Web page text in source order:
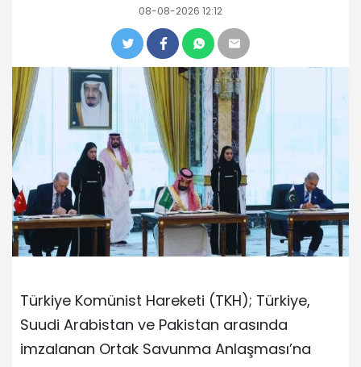
08-08-2026 12:12
Türkiye Komünist Hareketi (TKH); Türkiye,
Suudi Arabistan ve Pakistan arasında
imzalanan Ortak Savunma Anlaşması’na